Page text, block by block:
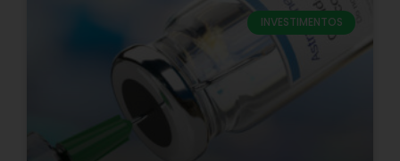
INVESTIMENTOS